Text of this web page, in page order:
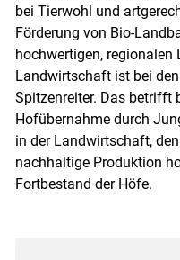
bei Tierwohl und
Förderung von Bio-
hochwertigen, regionalen
Landwirtschaft ist bei
Spitzenreiter. Das betrifft
Hofübernahme durch
in der Landwirtschaft,
nachhaltige Produktion
Fortbestand der Höfe.